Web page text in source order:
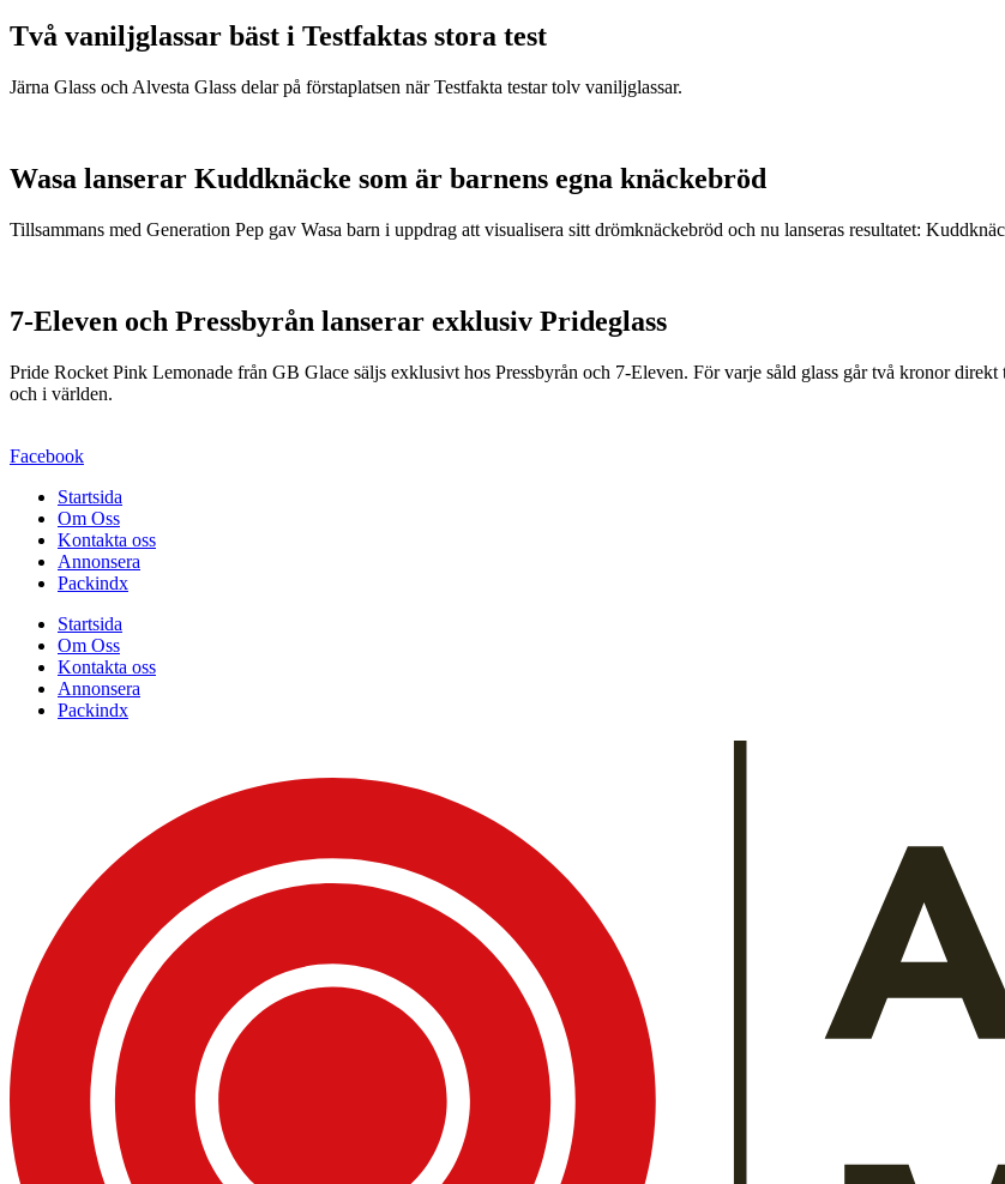
Två vaniljglassar bäst i Testfaktas stora test
Järna Glass och Alvesta Glass delar på förstaplatsen när Testfakta testar tolv vaniljglassar.
Wasa lanserar Kuddknäcke som är barnens egna knäckebröd
Tillsammans med Generation Pep gav Wasa barn i uppdrag att visualisera sitt drömknäckebröd och nu lanseras resultatet:
7-Eleven och Pressbyrån lanserar exklusiv Prideglass
Pride Rocket Pink Lemonade från GB Glace säljs exklusivt hos Pressbyrån och 7-Eleven. För varje såld glass går två kronor
och i världen.
Facebook
Startsida
Om Oss
Kontakta oss
Annonsera
Packindx
Startsida
Om Oss
Kontakta oss
Annonsera
Packindx